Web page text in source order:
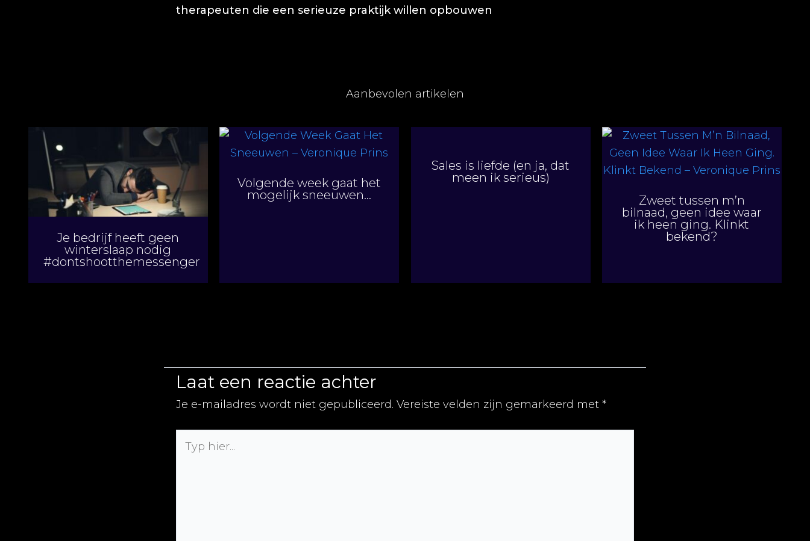
therapeuten die een serieuze praktijk willen opbouwen
Aanbevolen artikelen
Je bedrijf heeft geen
winterslaap nodig
#dontshootthemessenger
Volgende week gaat het
mogelijk sneeuwen…
Sales is liefde (en ja, dat
meen ik serieus)
Zweet tussen m’n
bilnaad, geen idee waar
ik heen ging. Klinkt
bekend?
Laat een reactie achter
Je e-mailadres wordt niet gepubliceerd. Vereiste velden zijn gemarkeerd met *
hier...